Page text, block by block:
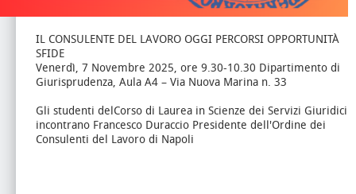
IL CONSULENTE DEL LAVORO OGGI PERCORSI OPPORTUNITÀ
SFIDE
Venerdì, 7 Novembre 2025, ore 9.30-10.30 Dipartimento di
Giurisprudenza, Aula A4 – Via Nuova Marina n. 33
Gli studenti delCorso di Laurea in Scienze dei Servizi Giuridici
incontrano Francesco Duraccio Presidente dell'Ordine dei
Consulenti del Lavoro di Napoli